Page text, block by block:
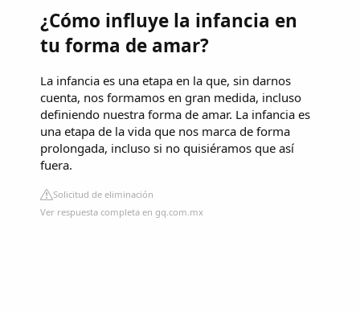
¿Cómo influye la infancia en
tu forma de amar?
La infancia es una etapa en la que, sin darnos
cuenta, nos formamos en gran medida, incluso
definiendo nuestra forma de amar. La infancia es
una etapa de la vida que nos marca de forma
prolongada, incluso si no quisiéramos que así
fuera.
Solicitud de eliminación
Ver respuesta completa en gq.com.mx